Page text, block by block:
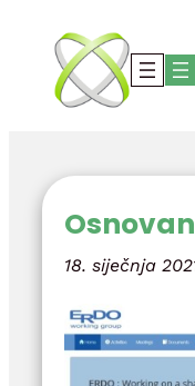
sadržaja
18. siječnja